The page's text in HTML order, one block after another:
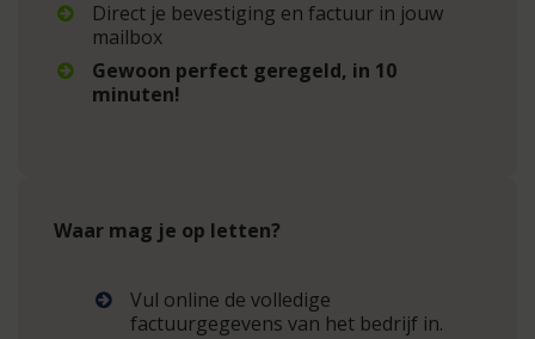
Direct je bevestiging en factuur in jouw
mailbox
Gewoon perfect geregeld, in 10
minuten!
Waar mag je op letten?
Vul online de volledige
factuurgegevens van het bedrijf in.